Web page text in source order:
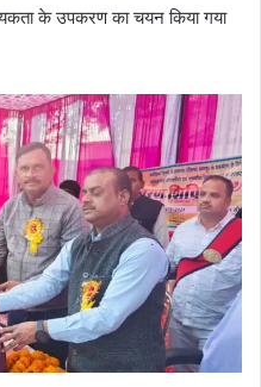
के उपकरण का चयन किया गया